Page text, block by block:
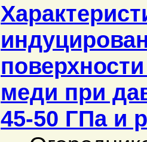
меди при
45-50 ГПа и